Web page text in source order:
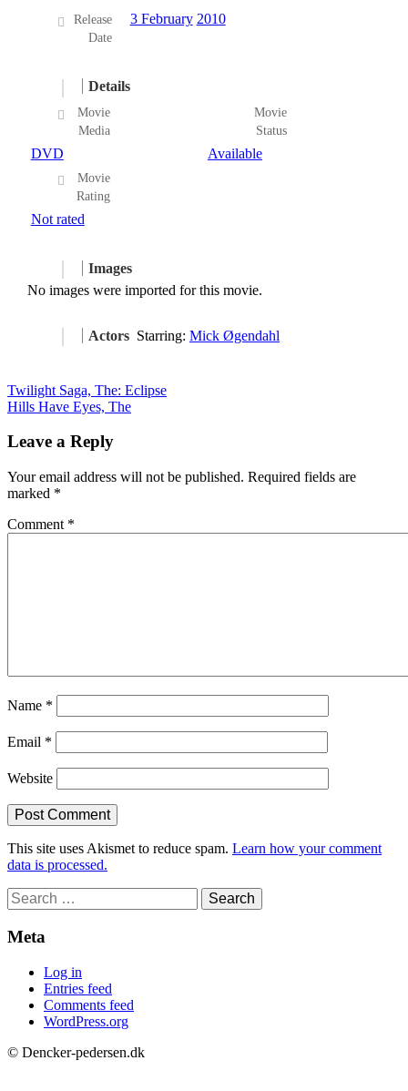
Release
Date
3 February 2010
Details
Movie
Media
DVD
Movie
Status
Available
Movie
Rating
Not rated
Images
No images were imported for this movie.
Actors Starring: Mick Øgendahl
Post
navigation
Twilight Saga, The: Eclipse
Hills Have Eyes, The
Leave a Reply
Your email address will not be published. Required fields are
marked *
Comment *
Name *
Email *
Website
This site uses Akismet to reduce spam. Learn how your comment
data is processed.
Search
for:
Meta
Log in
Entries feed
Comments feed
WordPress.org
© Dencker-pedersen.dk